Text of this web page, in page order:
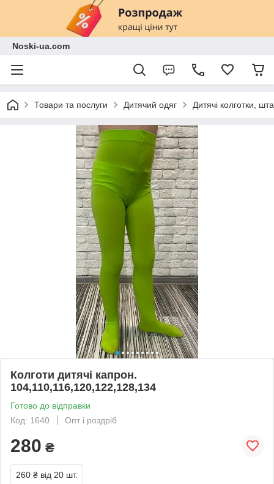
Noski-ua.com
Товари та послуги Дитячий одяг Дитячі колготки,
Колготи дитячі капрон.
104,110,116,120,122,128,134
Готово до відправки
Код: 1640
Опт і роздріб
280 ₴
260 ₴ від 20 шт.